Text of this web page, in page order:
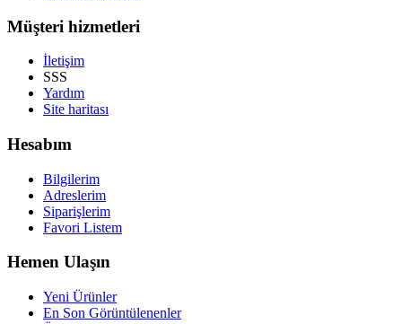
Müşteri hizmetleri
İletişim
SSS
Yardım
Site haritası
Hesabım
Bilgilerim
Adreslerim
Siparişlerim
Favori Listem
Hemen Ulaşın
Yeni Ürünler
En Son Görüntülenenler